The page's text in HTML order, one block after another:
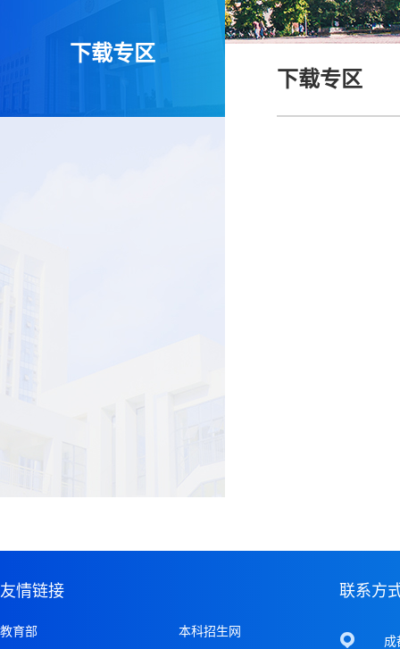
下载专区
下载专区
友情链接
教育部
本科招生网
联系方
成